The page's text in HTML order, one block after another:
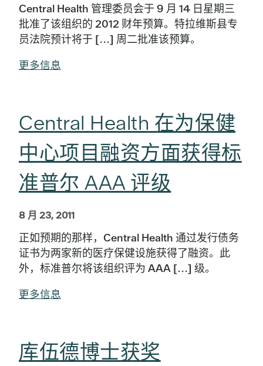
Central Health 管理委员会于 9 月 14 日星期三
批准了该组织的 2012 财年预算。特拉维斯县专
员法院预计将于 [...] 周二批准该预算。
更多信息
Central Health 在为保健
中心项目融资方面获得标
准普尔 AAA 评级
8 月 23, 2011
正如预期的那样，Central Health 通过发行债务
证书为两家新的医疗保健设施获得了融资。此
外，标准普尔将该组织评为 AAA [...] 级。
更多信息
库伍德博士获奖